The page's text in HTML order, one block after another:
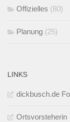
Offizielles (80)
Planung (25)
LINKS
dickbusch.de
Ortsvorsteherin